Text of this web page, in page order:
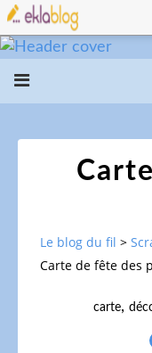
Le blog du fil >
Carte de fête des
carte,